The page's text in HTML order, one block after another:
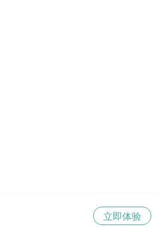
立即体验